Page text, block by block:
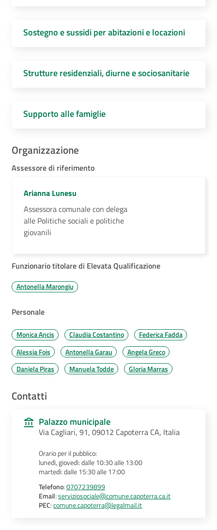
Sostegno e sussidi per abitazioni e locazioni
Strutture residenziali, diurne e sociosanitarie
Supporto alle famiglie
Organizzazione
Assessore di riferimento
Arianna Lunesu
Assessora comunale con delega
alle Politiche sociali e politiche
giovanili
Funzionario titolare di Elevata Qualificazione
Antonella Marongiu
Personale
Monica Ancis Claudia Costantino
Federica Fadda
Alessia Fois
Antonella Garau
Angela Greco
Daniela Piras
Manuela Todde Gloria Marras
Contatti
Palazzo municipale
Via Cagliari, 91, 09012 Capoterra CA, Italia
Orario per il pubblico:
lunedì, giovedì: dalle 10:30 alle 13:00
martedì: dalle 15:30 alle 17:00
Telefono:0707239899
Email:serviziosociale@comune.capoterra.ca.it
PEC:comune.capoterra@legalmail.it